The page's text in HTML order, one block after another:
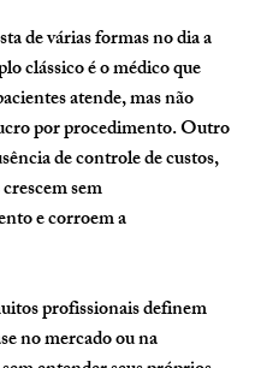
de várias formas no dia a
clássico é o médico que
atende, mas não
por procedimento. Outro
de controle de custos,
sem
e corroem a
profissionais definem
no mercado ou na